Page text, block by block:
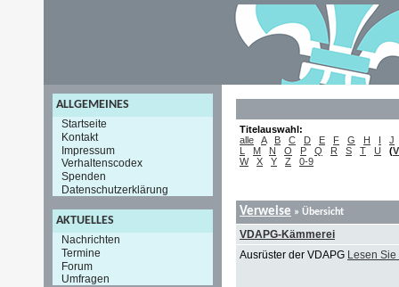
ALLGEMEINES
Startseite
Kontakt
Impressum
Verhaltenscodex
Spenden
Datenschutzerklärung
AKTUELLES
Nachrichten
Termine
Forum
Umfragen
Titelauswahl:
alle
A B C D E F G H I
J
L
M N O P Q R S T U (V
W
X Y Z 0-9
Verweise » Übersicht
VDAPG-Kämmerei
Ausrüster der VDAPG Lesen Sie